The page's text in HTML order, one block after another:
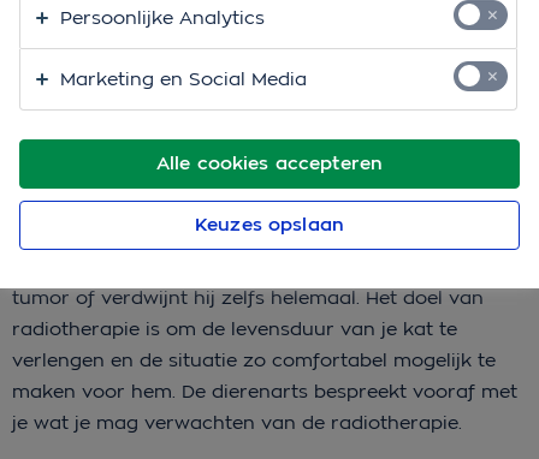
voor je kat precies inhoudt en wat je kunt
verwachten.
Wat is radiotherapie?
Bij radiotherapie behandel je een tumor met straling.
Veel mensen noemen het daarom ook wel bestraling.
De straling maakt de kankercellen kapot, zodat die
tumor of verdwijnt hij zelfs helemaal. Het doel van
radiotherapie is om de levensduur van je kat te
verlengen en de situatie zo comfortabel mogelijk te
maken voor hem. De dierenarts bespreekt vooraf met
je wat je mag verwachten van de radiotherapie.
Alle cookies accepteren
Persoonlijke Analytics
Marketing en Social Media
Keuzes opslaan